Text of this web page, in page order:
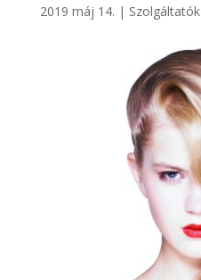
2019 máj 14. | Szolgáltatók